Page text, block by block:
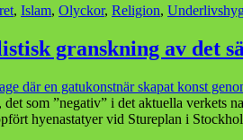
, Islam, Olyckor, Religion,
granskning av det
där en gatukonstnär skapat konst
som ”negativ” i det aktuella verkets
hyenastatyer vid Stureplan i